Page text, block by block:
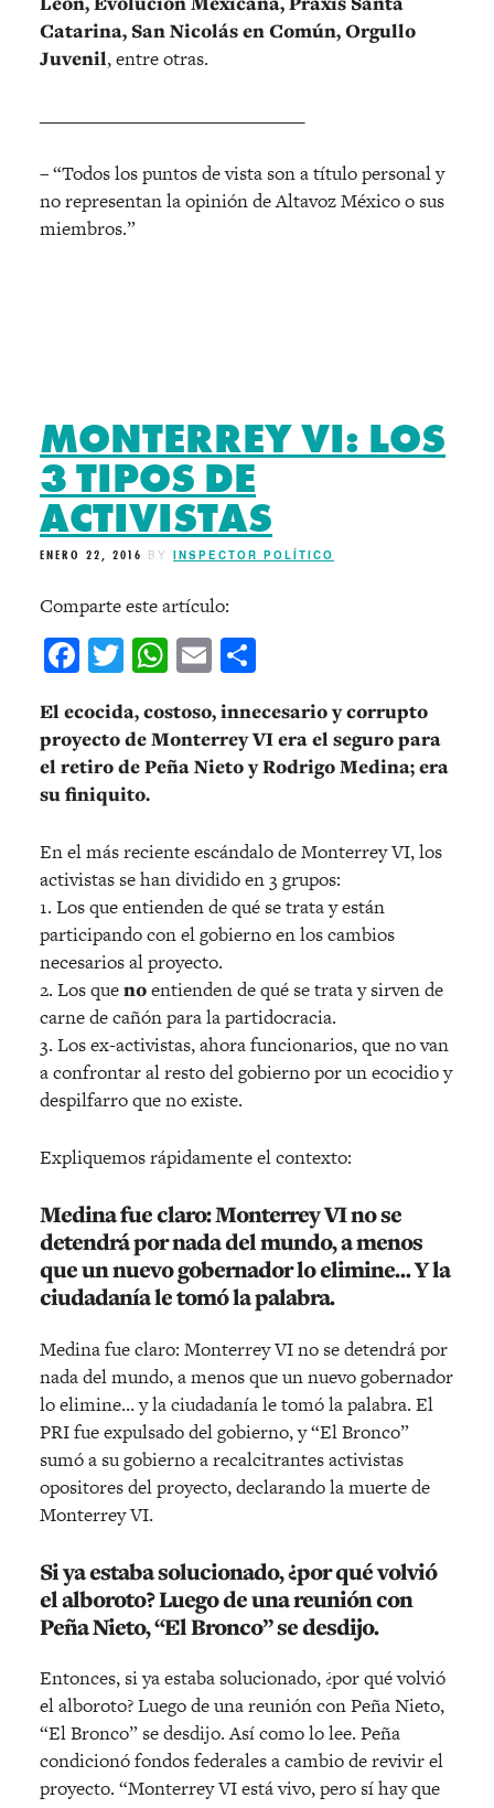
Catarina, San Nicolás en Común, Orgullo
Juvenil, entre otras.
______________________________
– “Todos los puntos de vista son a título personal y
no representan la opinión de Altavoz México o sus
miembros.”
MONTERREY VI: LOS
3 TIPOS DE
ACTIVISTAS
ENERO 22, 2016 BY INSPECTOR POLÍTICO
Comparte este artículo:
Facebook
Twitter
WhatsApp
Email
El ecocida, costoso, innecesario y corrupto
proyecto de Monterrey VI era el seguro para
el retiro de Peña Nieto y Rodrigo Medina; era
su finiquito.
En el más reciente escándalo de Monterrey VI, los
activistas se han dividido en 3 grupos:
1. Los que entienden de qué se trata y están
participando con el gobierno en los cambios
necesarios al proyecto.
2. Los quenoentienden de qué se trata y sirven de
carne de cañón para la partidocracia.
3. Los ex-activistas, ahora funcionarios, que no van
a confrontar al resto del gobierno por un ecocidio y
despilfarro que no existe.
Expliquemos rápidamente el contexto:
Medina fue claro: Monterrey VI no se
detendrá por nada del mundo, a menos
que un nuevo gobernador lo elimine… Y la
ciudadanía le tomó la palabra.
Medina fue claro: Monterrey VI no se detendrá por
nada del mundo, a menos que un nuevo gobernador
lo elimine… y la ciudadanía le tomó la palabra. El
PRI fue expulsado del gobierno, y “El Bronco”
sumó a su gobierno a recalcitrantes activistas
opositores del proyecto, declarando la muerte de
Monterrey VI.
Si ya estaba solucionado, ¿por qué volvió
el alboroto? Luego de una reunión con
Peña Nieto, “El Bronco” se desdijo.
Entonces, si ya estaba solucionado, ¿por qué volvió
el alboroto? Luego de una reunión con Peña Nieto,
“El Bronco” se desdijo. Así como lo lee. Peña
condicionó fondos federales a cambio de revivir el
proyecto. “Monterrey VI está vivo, pero sí hay que